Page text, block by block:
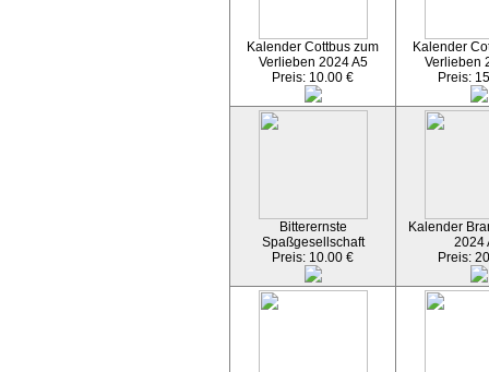
Kalender Cottbus zum
Verlieben 2024 A5
Preis: 10.00 €
Kalender
Verlieben
Preis:
Bitterernste
Spaßgesellschaft
Preis: 10.00 €
Kalender
2024
Preis: